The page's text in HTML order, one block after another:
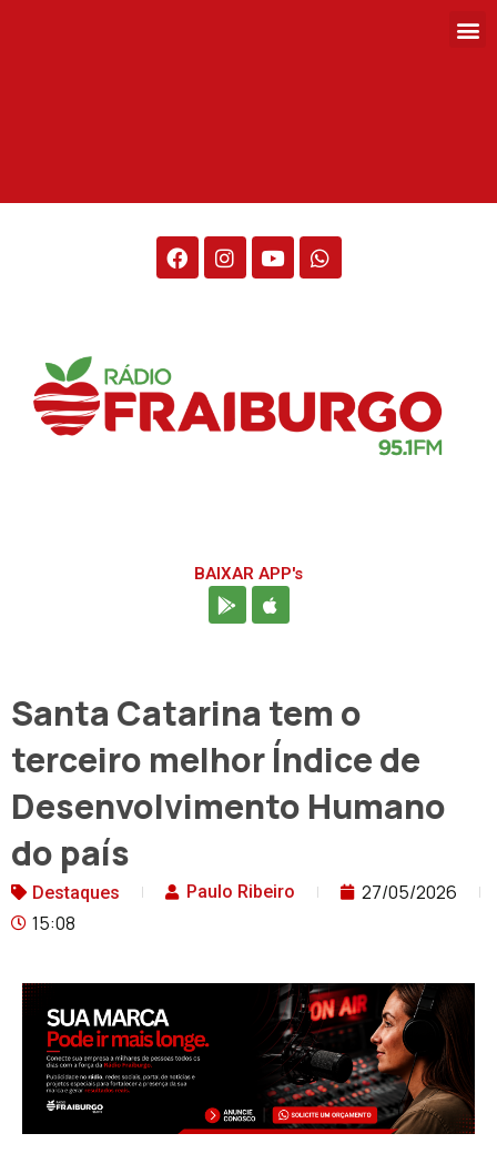
BAIXAR APP's
Santa Catarina tem o
terceiro melhor Índice de
Desenvolvimento Humano
do país
Destaques Paulo Ribeiro
27/05/2026
15:08